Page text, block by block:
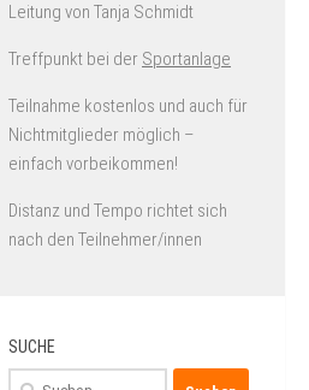
Leitung von Tanja Schmidt
Treffpunkt bei der Sportanlage
Teilnahme kostenlos und auch für
Nichtmitglieder möglich –
einfach vorbeikommen!
Distanz und Tempo richtet sich
nach den Teilnehmer/innen
SUCHE
Suchen